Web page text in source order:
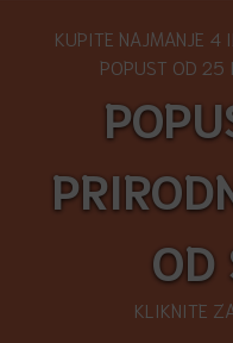
KUPITE NAJMANJE 4
POPUST OD 25
OD
KLIKNITE